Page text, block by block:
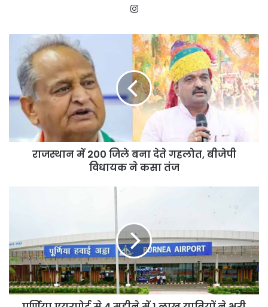
राजस्थान
200
जिले
देते
गहलोत,
विधायक
राजस्थान में 200 जिले बना देते गहलोत, बीजेपी
विधायक ने कसा तंज
महीने
में
1
लाख
यात्रियों